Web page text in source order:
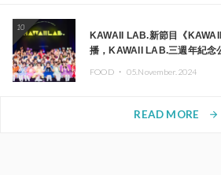
10
KAWAII LAB.新節目《
播，KAWAII LAB.三週年紀念
FOOD ・ 05.November.2024
READ MORE arrow_forward